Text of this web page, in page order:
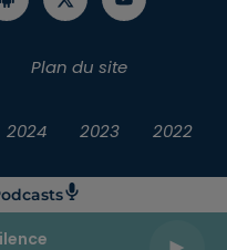
Plan du site
2024 2023 2022